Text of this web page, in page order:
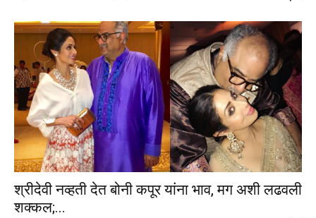
श्रीदेवी नव्हती देत बोनी कपूर यांना भाव, मग अशी लढवली
शक्कल;...